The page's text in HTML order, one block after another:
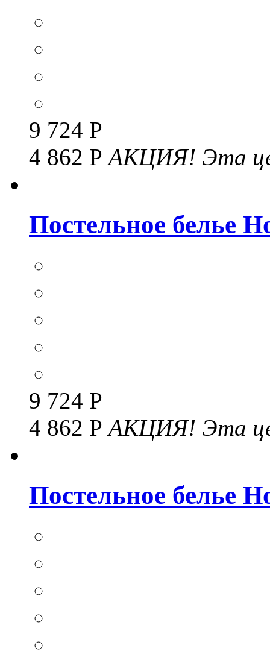
9 724 Р
4 862 РАКЦИЯ! Эта
Постельное белье
9 724 Р
4 862 РАКЦИЯ! Эта
Постельное белье